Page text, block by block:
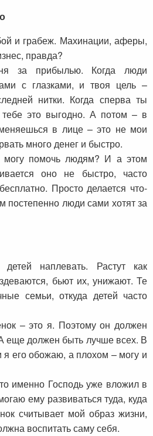
и грабеж. Махинации, аферы,
правда?
за прибылью. Когда люди
с глазками, и твоя цель –
нитки. Когда сперва ты
это выгодно. А потом – в
в лице – это не мои
много денег и быстро.
помочь людям? И а этом
оно не быстро, часто
Просто делается что-
постепенно люди сами хотят за
наплевать. Растут как
бьют их, унижают. Те
семьи, откуда детей часто
– это я. Поэтому он должен
еще должен быть лучше всех. В
его обожаю, а плохом – могу и
именно Господь уже вложил в
ему развиваться туда, куда
считывает мой образ жизни,
воспитать саму себя.